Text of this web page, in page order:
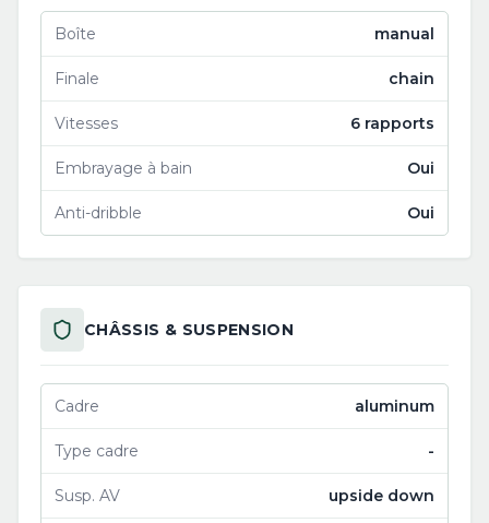
Boîte manual
Finale chain
Vitesses 6 rapports
Embrayage à bain Oui
Anti-dribble Oui
CHÂSSIS & SUSPENSION
Cadre aluminum
Type cadre -
Susp. AV upside down